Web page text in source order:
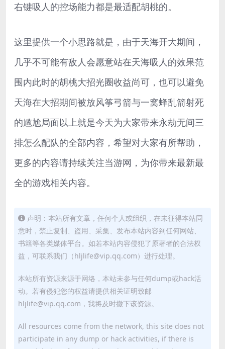
右键吸人的控场能力都是最适配胡桃的。
这里提供一个小思路就是，由于天海开大期间，
几乎不可能有敌人会愿意站在天海吸人的效果范
围内此时的胡桃大招光圈收益尚可，也可以避免
天海在大招期间被放风筝弓箭与一窝蜂乱箭射死
的尴尬局面以上就是今天为大家带来永劫无间三
排怎么配队的全部内容，希望对大家有所帮助，
更多的内容请持续关注当游网，为你带来最新最
全的游戏相关内容。
声明：本站所有文章，任何个人或组织，在未征得本站同
意时，禁止复制、盗用、采集、发布本站内容到任何网站、
书籍等各类媒体平台。如若本站内容侵犯了原著者的合法权
益，可联系我们（hljlife@vip.qq.com）进行处理。
本站所有资源来源于网络，本站未参与任何dump或hack活
动。若有侵犯您的权益请提供相关证明致邮
hljlife@vip.qq.com，我将及时撤下该资源。
All resources come from the network, this site does not
participate in any dump or hack activities, if there is